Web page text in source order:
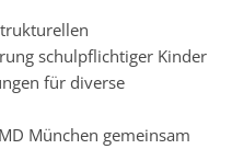
schulpflichtiger Kinder
für diverse
München gemeinsam